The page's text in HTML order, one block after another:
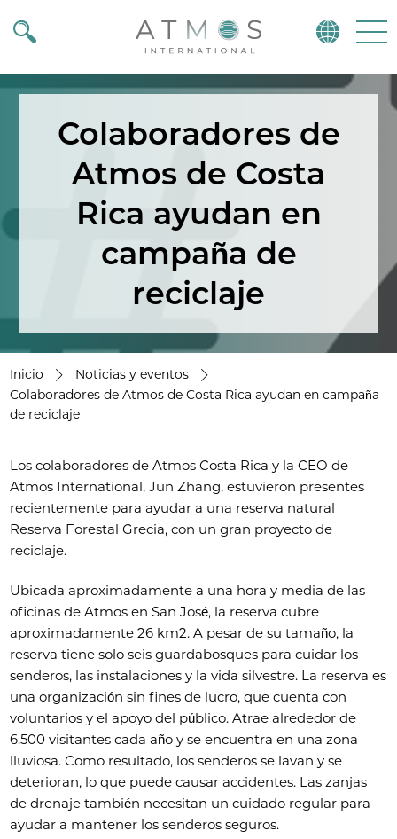
Atmos
Colaboradores de
Atmos de Costa
Rica ayudan en
campaña de
reciclaje
Inicio
Noticias y eventos
Colaboradores de Atmos de Costa Rica ayudan en campaña
de reciclaje
Los colaboradores de Atmos Costa Rica y la CEO de
Atmos International, Jun Zhang, estuvieron presentes
recientemente para ayudar a una reserva natural
Reserva Forestal Grecia, con un gran proyecto de
reciclaje.
Ubicada aproximadamente a una hora y media de las
oficinas de Atmos en San José, la reserva cubre
aproximadamente 26 km2. A pesar de su tamaño, la
reserva tiene solo seis guardabosques para cuidar los
senderos, las instalaciones y la vida silvestre. La reserva es
una organización sin fines de lucro, que cuenta con
voluntarios y el apoyo del público. Atrae alrededor de
6.500 visitantes cada año y se encuentra en una zona
lluviosa. Como resultado, los senderos se lavan y se
deterioran, lo que puede causar accidentes. Las zanjas
de drenaje también necesitan un cuidado regular para
ayudar a mantener los senderos seguros.